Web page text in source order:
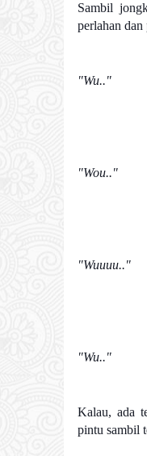
Sambil
perlahan dan
"Wu.."
"Wou.."
"Wuuuu.."
"Wu.."
Kalau, ada
pintu sambil